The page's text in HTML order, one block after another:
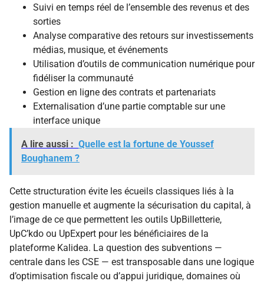
Suivi en temps réel de l’ensemble des revenus et des
sorties
Analyse comparative des retours sur investissements
médias, musique, et événements
Utilisation d’outils de communication numérique pour
fidéliser la communauté
Gestion en ligne des contrats et partenariats
Externalisation d’une partie comptable sur une
interface unique
A lire aussi : Quelle est la fortune de Youssef
Boughanem ?
Cette structuration évite les écueils classiques liés à la
gestion manuelle et augmente la sécurisation du capital, à
l’image de ce que permettent les outils UpBilletterie,
UpC’kdo ou UpExpert pour les bénéficiaires de la
plateforme Kalidea. La question des subventions —
centrale dans les CSE — est transposable dans une logique
d’optimisation fiscale ou d’appui juridique, domaines où